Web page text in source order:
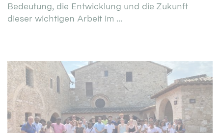
Bedeutung, die Entwicklung und die Zukunft
dieser wichtigen Arbeit im ...